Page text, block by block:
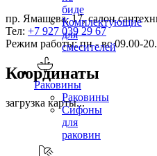
биде
Комплектующие
для
смесителей
Раковины
Раковины
Сифоны
для
раковин
пр. Ямашева, 17, салон
Тел: +7 927 039 29 67
Режим работы: пн - вс 09.00-
Координаты
загрузка карты...